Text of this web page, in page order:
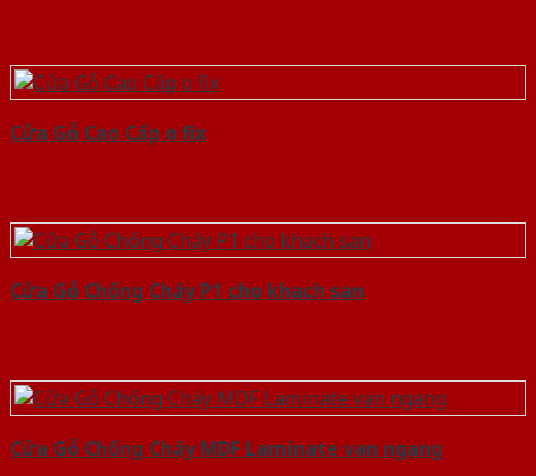
Cửa Gỗ Cao Cấp o fix
Cửa Gỗ Chống Cháy P1 cho khach san
Cửa Gỗ Chống Cháy MDF Laminate van ngang